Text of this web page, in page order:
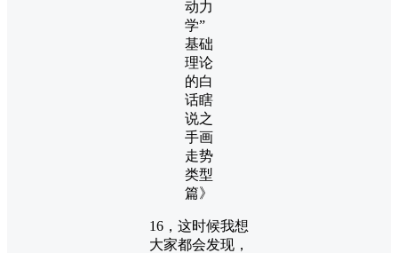
16，这时候我想
大家都会发现，